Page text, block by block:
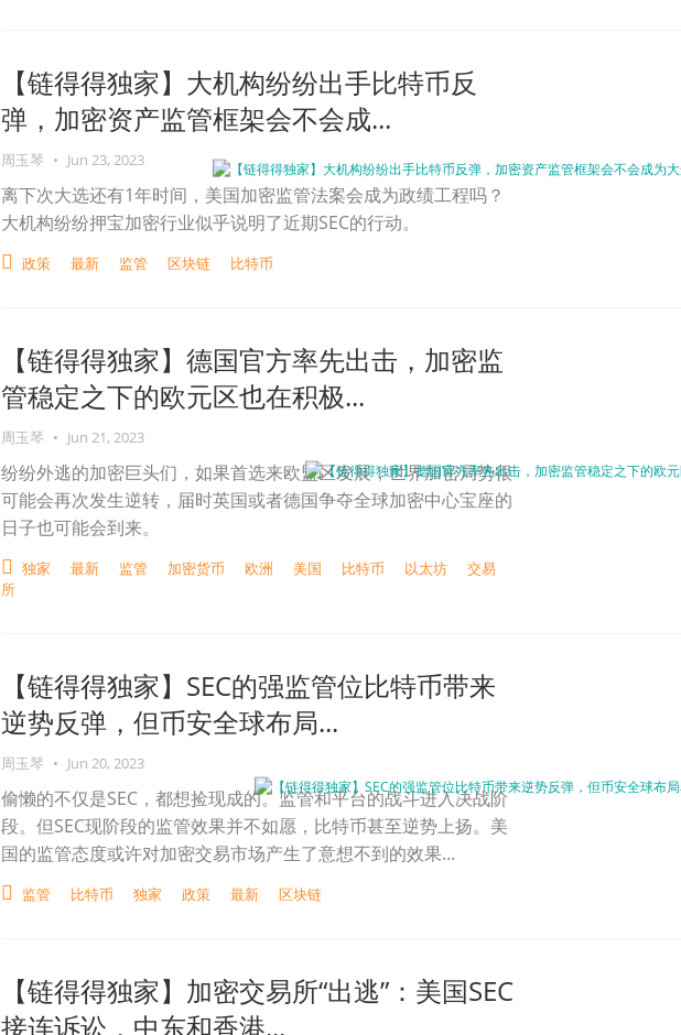
【链得得独家】大机构纷纷出手比特币反
弹，加密资产监管框架会不会成...
周玉琴 • Jun 23, 2023
离下次大选还有1年时间，美国加密监管法案会成为政绩工程吗？
大机构纷纷押宝加密行业似乎说明了近期SEC的行动。
政策 最新 监管 区块链 比特币
【链得得独家】德国官方率先出击，加密监
管稳定之下的欧元区也在积极...
周玉琴 • Jun 21, 2023
纷纷外逃的加密巨头们，如果首选来欧盟区发展，世界加密局势很
可能会再次发生逆转，届时英国或者德国争夺全球加密中心宝座的
日子也可能会到来。
独家 最新 监管 加密货币 欧洲 美国 比特币 以太坊
交易
所
【链得得独家】SEC的强监管位比特币带来
逆势反弹，但币安全球布局...
周玉琴 • Jun 20, 2023
偷懒的不仅是SEC，都想捡现成的。监管和平台的战斗进入决战阶
段。但SEC现阶段的监管效果并不如愿，比特币甚至逆势上扬。美
国的监管态度或许对加密交易市场产生了意想不到的效果...
监管 比特币 独家 政策 最新 区块链
【链得得独家】加密交易所“出逃”：美国SEC
接连诉讼，中东和香港...